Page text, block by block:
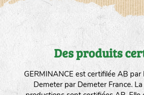
Des produits
GERMINANCE est certifilée AB par
Demeter par Demeter France.